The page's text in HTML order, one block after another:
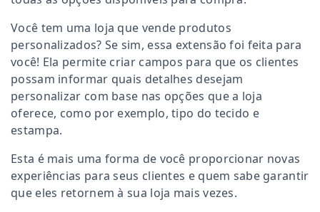
Você tem uma loja que vende produtos
personalizados? Se sim, essa extensão foi feita para
você! Ela permite criar campos para que os clientes
possam informar quais detalhes desejam
personalizar com base nas opções que a loja
oferece, como por exemplo, tipo do tecido e
estampa.
Esta é mais uma forma de você proporcionar novas
experiências para seus clientes e quem sabe garantir
que eles retornem à sua loja mais vezes.